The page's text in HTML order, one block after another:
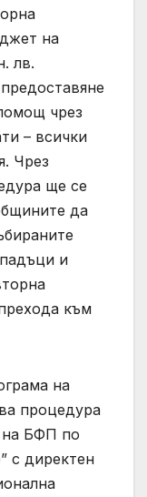
на
лв.
чрез
– всички
Чрез
ще се
да
и
към
на
процедура
на БФП по
с директен